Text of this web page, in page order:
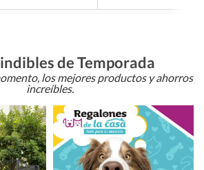
de Temporada
los mejores productos y ahorros
increíbles.